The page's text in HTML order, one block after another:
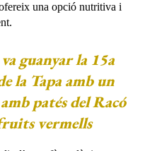
una opció nutritiva i
guanyar la 15a
la Tapa amb un
amb patés del Racó
vermells